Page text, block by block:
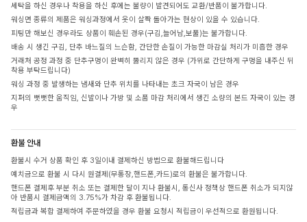
세탁을 하신 경우나 착용을 하신 후에는 불량이 발견되어도 교환/반품이 불가합니다.
워싱면 종류의 제품은 워싱과정에서 옷이 살짝 돌아가는 현상이 있을 수 있습니다.
피팅만 해보신 경우라도 상품이 훼손된 경우(구김,늘어남,보풀)는 불가합니다.
배송 시 생긴 구김, 단추 바느질의 느슨함, 간단한 손질이 가능한 마감실 처리가 미흡한 경우
거래처 공정 과정 중 단추구멍이 완벽히 뚫리지 않은 경우 (가위로 간단하게 구멍을 내주신 뒤
착용 부탁드립니다)
워싱 과정 중 발생하는 냄새와 단추 위치를 나타내는 초크 자국이 남은 경우
지퍼의 뻣뻣한 움직임, 신발이나 가방 및 소품 마감 처리에서 생긴 소량의 본드 자국이 있는 경
우
환불 안내
환불시 수거 상품 확인 후 3일이내 결제하신 방법으로 환불해드립니다
예치금으로 환불 시 다시 원결제(무통장,핸드폰,카드)로의 환불은 불가합니다.
핸드폰 결제후 부분 취소 또는 결제한 달이 지나 환불시, 통신사 정책상 핸드폰 취소가 되지않
아 반품시 결제금액의 3.75%가 차감 후 환불됩니다.
적립금과 복합 결제하여 주문하였을 경우 환불 요청시 적립금이 우선적으로 환원됩니다.